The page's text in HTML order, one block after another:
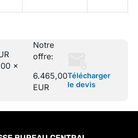
x
Notre
offre:
6.465,00
EUR
Télécharger
le devis